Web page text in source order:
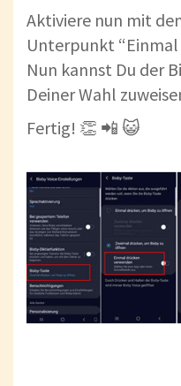
Aktiviere nun mit
Unterpunkt “Einmal
Nun kannst Du der
Deiner Wahl
Fertig! 👏 📲 😺